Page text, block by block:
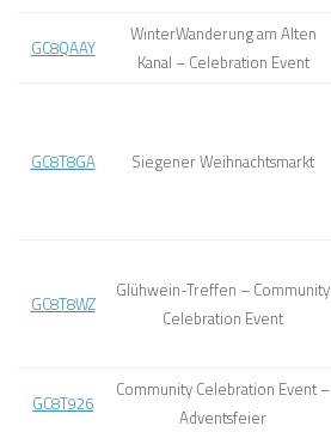
GC8QAAY
WinterWanderung am Alten
Kanal – Celebration Event
GC8T8GA Siegener Weihnachtsmarkt
GC8T8WZ
Glühwein-Treffen – Community
Celebration Event
GC8T926
Community Celebration Event –
Adventsfeier